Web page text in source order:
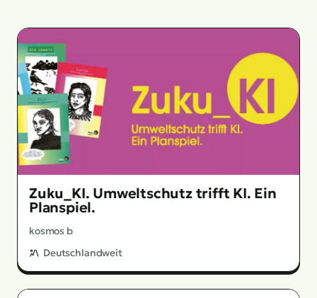
Zuku_KI. Umweltschutz trifft KI. Ein
Planspiel.
kosmos b
Deutschlandweit